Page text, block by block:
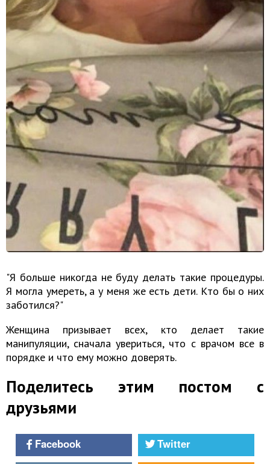
"Я больше никогда не буду делать такие процедуры.
Я могла умереть, а у меня же есть дети. Кто бы о них
заботился?"
Женщина призывает всех, кто делает такие
манипуляции, сначала увериться, что с врачом все в
порядке и что ему можно доверять.
Поделитесь этим постом с
друзьями
Facebook
Twitter